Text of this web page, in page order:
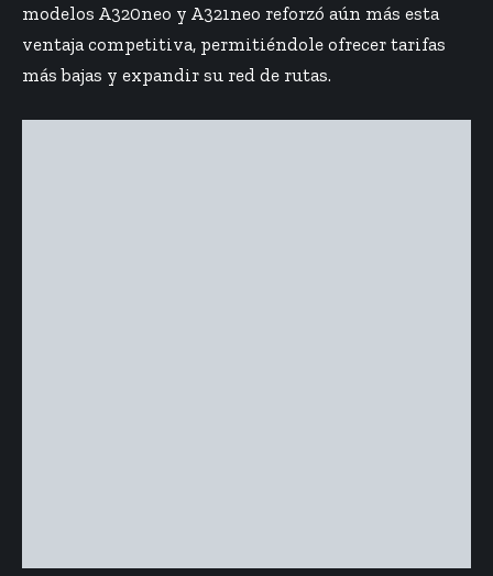
modelos A320neo y A321neo reforzó aún más esta
ventaja competitiva, permitiéndole ofrecer tarifas
más bajas y expandir su red de rutas.